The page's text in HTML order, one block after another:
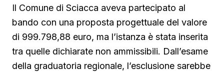
Il Comune di Sciacca aveva partecipato al
bando con una proposta progettuale del valore
di 999.798,88 euro, ma l’istanza è stata inserita
tra quelle dichiarate non ammissibili. Dall’esame
della graduatoria regionale, l’esclusione sarebbe